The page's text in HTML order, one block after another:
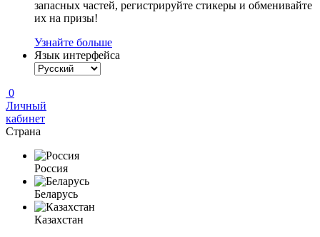
запасных частей, регистрируйте стикеры и обменивайте
их на призы!
Узнайте больше
Язык интерфейса
0
Личный
кабинет
Страна
Россия
Беларусь
Казахстан